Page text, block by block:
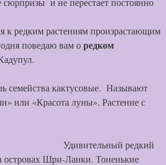
к редким растениям произрастающим
поведаю вам оредком
кактусовые. Называют
или «Красота луны». Растение с
цвета.
редкий
островах Шри-Ланки. Тоненькие